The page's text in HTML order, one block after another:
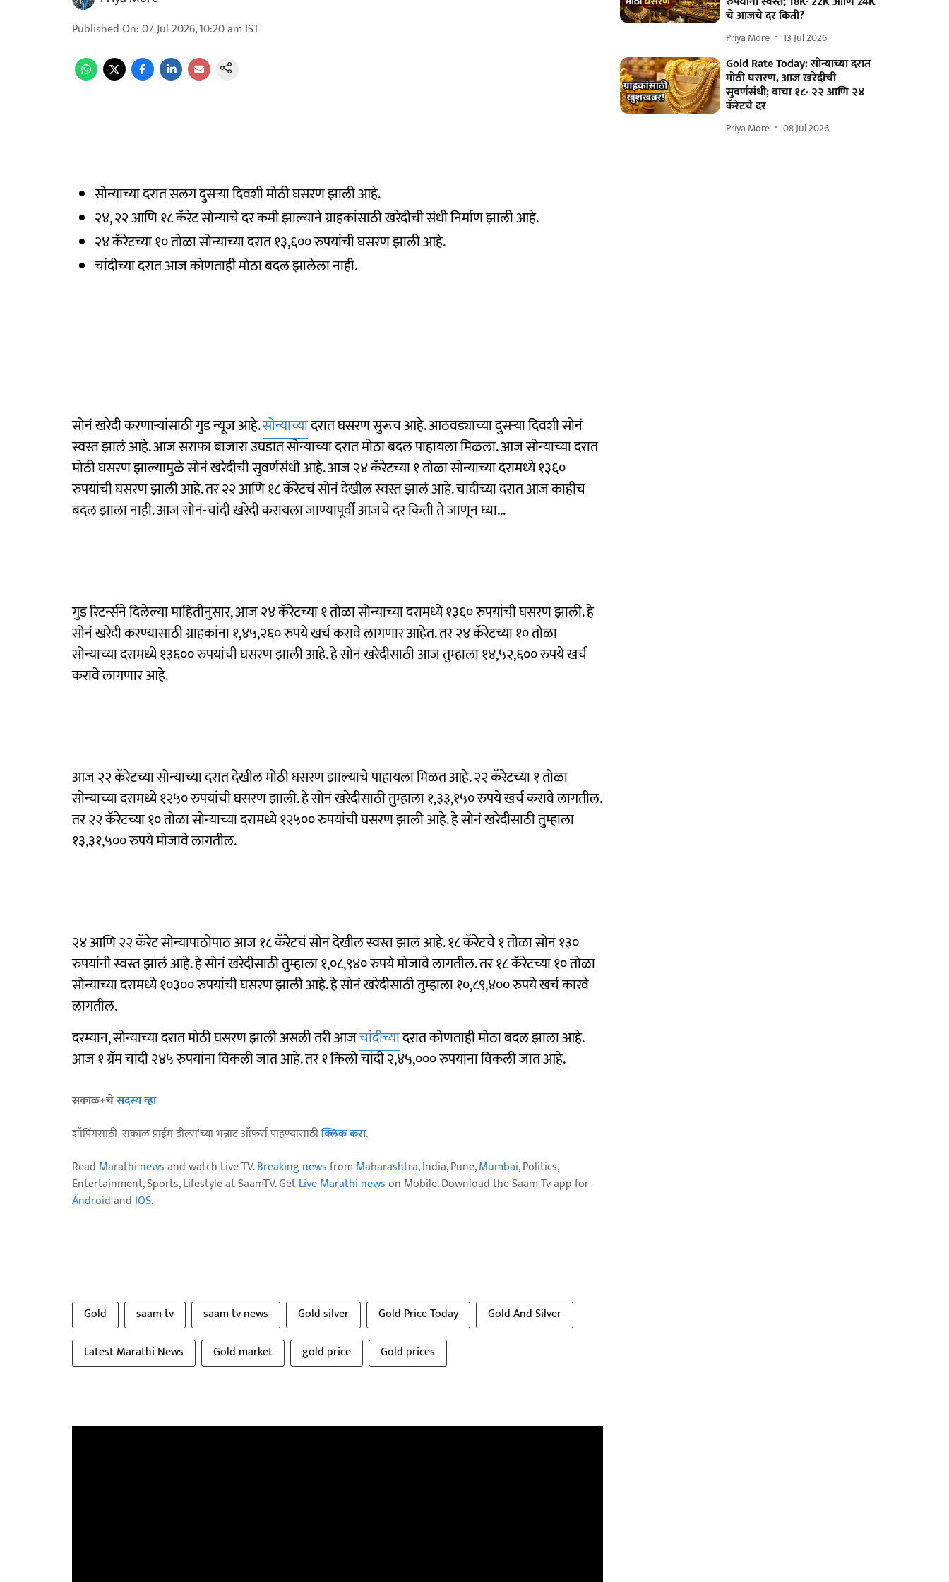
Published On:07 Jul 2026, 10:20 am IST
सोन्याच्या दरात सलग दुसऱ्या दिवशी मोठी घसरण झाली आहे.
२४, २२ आणि १८ कॅरेट सोन्याचे दर कमी झाल्याने ग्राहकांसाठी खरेदीची संधी निर्माण झाली आहे.
२४ कॅरेटच्या १० तोळा सोन्याच्या दरात १३,६०० रुपयांची घसरण झाली आहे.
चांदीच्या दरात आज कोणताही मोठा बदल झालेला नाही.
सोनं खरेदी करणाऱ्यांसाठी गुड न्यूज आहे.सोन्याच्यादरात घसरण सुरूच आहे. आठवड्याच्या दुसऱ्या दिवशी सोनं
स्वस्त झालं आहे. आज सराफा बाजारा उघडात सोन्याच्या दरात मोठा बदल पाहायला मिळला. आज सोन्याच्या दरात
मोठी घसरण झाल्यामुळे सोनं खरेदीची सुवर्णसंधी आहे. आज २४ कॅरेटच्या १ तोळा सोन्याच्या दरामध्ये १३६०
रुपयांची घसरण झाली आहे. तर २२ आणि १८ कॅरेटचं सोनं देखील स्वस्त झालं आहे. चांदीच्या दरात आज काहीच
बदल झाला नाही. आज सोनं-चांदी खरेदी करायला जाण्यापूर्वी आजचे दर किती ते जाणून घ्या...
गुड रिटर्न्सने दिलेल्या माहितीनुसार, आज २४ कॅरेटच्या १ तोळा सोन्याच्या दरामध्ये १३६० रुपयांची घसरण झाली. हे
सोनं खरेदी करण्यासाठी ग्राहकांना १,४५,२६० रुपये खर्च करावे लागणार आहेत. तर २४ कॅरेटच्या १० तोळा
सोन्याच्या दरामध्ये १३६०० रुपयांची घसरण झाली आहे. हे सोनं खरेदीसाठी आज तुम्हाला १४,५२,६०० रुपये खर्च
करावे लागणार आहे.
आज २२ कॅरेटच्या सोन्याच्या दरात देखील मोठी घसरण झाल्याचे पाहायला मिळत आहे. २२ कॅरेटच्या १ तोळा
सोन्याच्या दरामध्ये १२५० रुपयांची घसरण झाली. हे सोनं खरेदीसाठी तुम्हाला १,३३,१५० रुपये खर्च करावे लागतील.
तर २२ कॅरेटच्या १० तोळा सोन्याच्या दरामध्ये १२५०० रुपयांची घसरण झाली आहे. हे सोनं खरेदीसाठी तुम्हाला
१३,३१,५०० रुपये मोजावे लागतील.
२४ आणि २२ कॅरेट सोन्यापाठोपाठ आज १८ कॅरेटचं सोनं देखील स्वस्त झालं आहे. १८ कॅरेटचे १ तोळा सोनं १३०
रुपयांनी स्वस्त झालं आहे. हे सोनं खरेदीसाठी तुम्हाला १,०८,९४० रुपये मोजावे लागतील. तर १८ कॅरेटच्या १० तोळा
सोन्याच्या दरामध्ये १०३०० रुपयांची घसरण झाली आहे. हे सोनं खरेदीसाठी तुम्हाला १०,८९,४०० रुपये खर्च कारवे
लागतील.
दरम्यान, सोन्याच्या दरात मोठी घसरण झाली असली तरी आजचांदीच्यादरात कोणताही मोठा बदल झाला आहे.
आज १ ग्रॅम चांदी २४५ रुपयांना विकली जात आहे. तर १ किलो चांदी २,४५,००० रुपयांना विकली जात आहे.
सकाळ+चेसदस्य व्हा
शॉपिंगसाठी 'सकाळ प्राईम डील्स'च्या भन्नाट ऑफर्स पाहण्यासाठीक्लिक करा.
Read Marathi newsand watch Live TV.Breaking newsfrom Maharashtra, India, Pune,Mumbai, Politics,
Entertainment, Sports, Lifestyle at SaamTV. GetLive Marathi newson Mobile. Download the Saam Tv app for
Androidand IOS.
Gold saam tv saam tv news Gold silver Gold Price Today
Gold And Silver
Latest Marathi News
Gold market gold price Gold prices
चे आजचे दर किती?
Priya More 13 Jul 2026
Gold Rate Today: सोन्याच्या दरात
मोठी घसरण, आज खरेदीची
सुवर्णसंधी; वाचा १८- २२ आणि २४
कॅरेटचे दर
Priya More 08 Jul 2026